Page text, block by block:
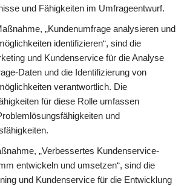
und Fähigkeiten im Umfrageentwurf.
„Kundenumfrage analysieren und
identifizieren“, sind die
und Kundenservice für die Analyse
Daten und die Identifizierung von
verantwortlich. Die
für diese Rolle umfassen
und
„Verbessertes Kundenservice-
entwickeln und umsetzen“, sind die
und Kundenservice für die Entwicklung